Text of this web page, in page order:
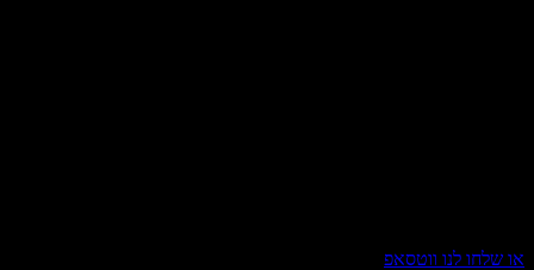
שלחו לנו ווטסאפ